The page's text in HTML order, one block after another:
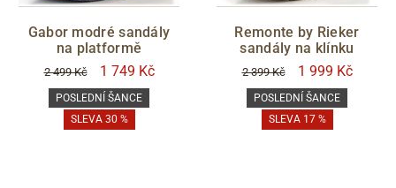
Gabor modré sandály
na platformě
2 499 Kč 1 749 Kč
POSLEDNÍ ŠANCE
SLEVA 30 %
Remonte by Rieker
sandály na klínku
2 399 Kč 1 999 Kč
POSLEDNÍ ŠANCE
SLEVA 17 %